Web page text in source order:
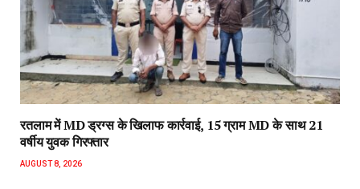
रतलाम में MD ड्रग्स के खिलाफ कार्रवाई, 15 ग्राम MD के साथ 21
वर्षीय युवक गिरफ्तार
AUGUST 8, 2026